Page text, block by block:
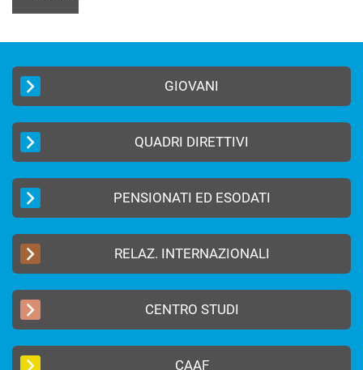
GIOVANI
QUADRI DIRETTIVI
PENSIONATI ED ESODATI
RELAZ. INTERNAZIONALI
CENTRO STUDI
CAAF